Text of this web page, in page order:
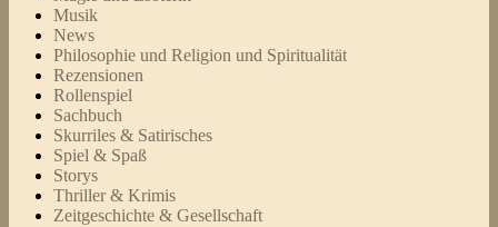
Musik
News
Philosophie und Religion und Spiritualität
Rezensionen
Rollenspiel
Sachbuch
Skurriles & Satirisches
Spiel & Spaß
Storys
Thriller & Krimis
Zeitgeschichte & Gesellschaft